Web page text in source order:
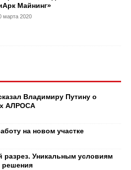
Майнинг»
марта 2020
Владимиру Путину о
АЛРОСА
на новом участке
разрез. Уникальным условиям